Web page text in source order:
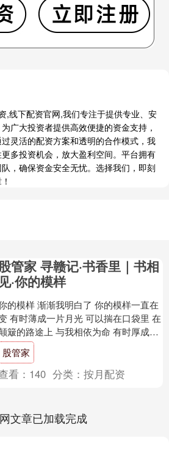
,线下配资官网,我们专注于提供专业、安
广大投资者提供高效便捷的资金支持，
灵活的配资方案和透明的合作模式，我
多投资机会，放大盈利空间。平台拥有
，确保资金安全无忧。选择我们，即刻
管家 寻赣记·书香里｜书相
见·你的模样
的模样 渐渐我明白了 你的模样一直在
有时薄成一片月光 可以揣在口袋里 在
簸的路途上 与我相依为命 有时厚成一
城墙 让我靠着 抵挡世界的喧哗 有时你
新....
股管家
看： 140 分类：按月配资
文章已加载完成